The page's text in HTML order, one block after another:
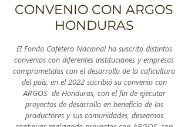
CONVENIO CON ARGOS
HONDURAS
El Fondo Cafetero Nacional ha suscrito distintos
convenios con diferentes instituciones y empresas
comprometidas con el desarrollo de la caficultura
del país, en el 2022 sucribió su convenio con
ARGOS de Honduras, con el fin de ejecutar
proyectos de desarrollo en beneficio de los
productores y sus comunidades, deseamos